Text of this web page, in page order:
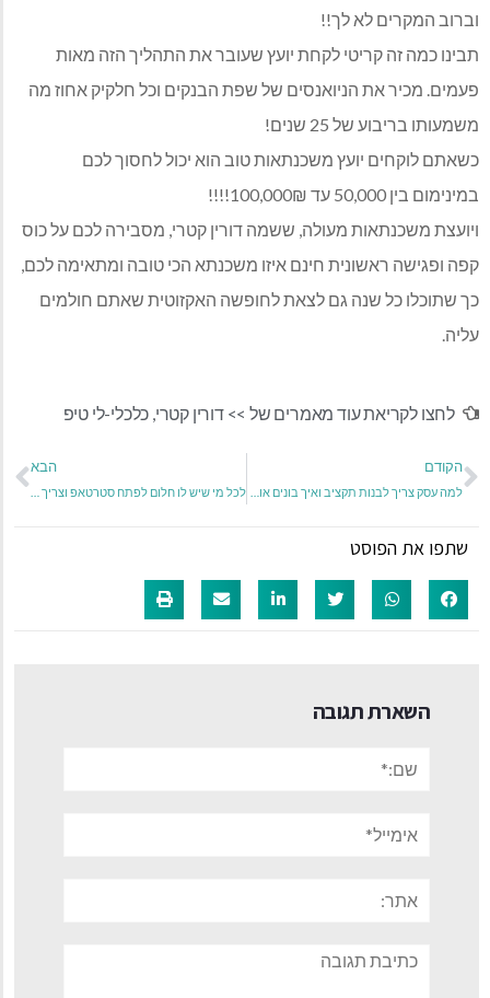
וברוב המקרים לא לך!!
תבינו כמה זה קריטי לקחת יועץ שעובר את התהליך הזה מאות
פעמים. מכיר את הניואנסים של שפת הבנקים וכל חלקיק אחוז מה
משמעותו בריבוע של 25 שנים!
כשאתם לוקחים יועץ משכנתאות טוב הוא יכול לחסוך לכם
במינימום בין 50,000 עד 100,000₪!!!!
ויועצת משכנתאות מעולה, ששמה דורין קטרי, מסבירה לכם על כוס
קפה ופגישה ראשונית חינם איזו משכנתא הכי טובה ומתאימה לכם,
כך שתוכלו כל שנה גם לצאת לחופשה האקזוטית שאתם חולמים
עליה.
לחצו לקריאת עוד מאמרים של >> דורין קטרי, כלכלי-לי טיפ
הקודם הבא
שתפו את הפוסט
השארת תגובה
תגובה